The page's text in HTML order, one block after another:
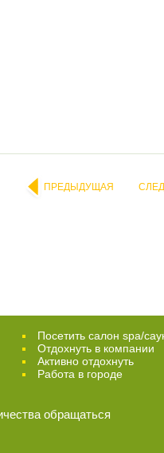
ПРЕДЫДУЩАЯ
Посетить салон spa/
Отдохнуть в компании
Активно отдохнуть
Работа в городе
обращаться